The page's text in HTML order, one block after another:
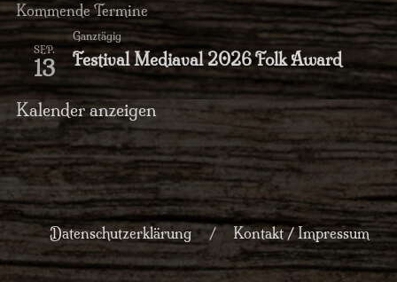
Kommende Termine
SEP.
13
Ganztägig
Festival Mediaval 2026 Folk Award
Kalender anzeigen
Datenschutzerklärung Kontakt / Impressum